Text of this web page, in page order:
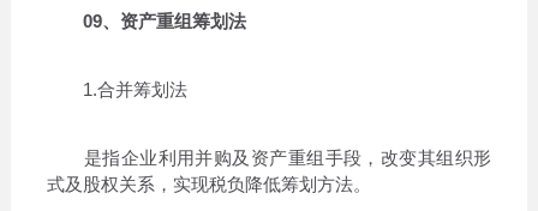
09、资产重组筹划法
1.合并筹划法
是指企业利用并购及资产重组手段，改变其组织形
式及股权关系，实现税负降低筹划方法。